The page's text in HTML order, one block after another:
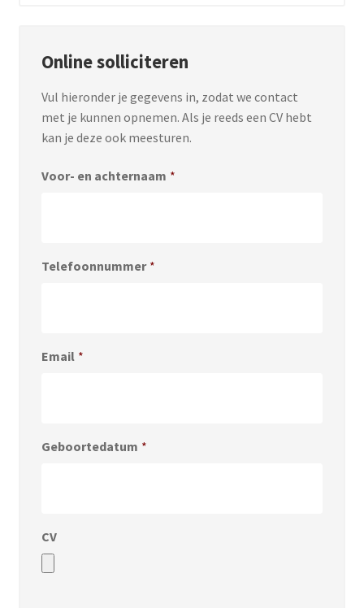
Online solliciteren
Vul hieronder je gegevens in, zodat we contact
met je kunnen opnemen. Als je reeds een CV hebt
kan je deze ook meesturen.
Voor- en achternaam *
Telefoonnummer *
Email *
Geboortedatum *
CV